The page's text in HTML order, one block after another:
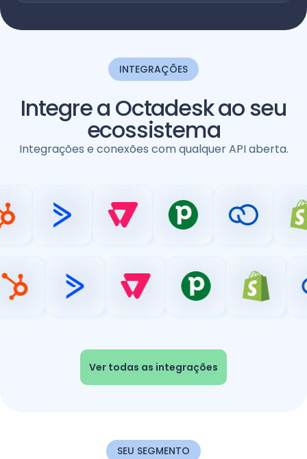
INTEGRAÇÕES
Integre a Octadesk ao seu
ecossistema
Integrações e conexões com qualquer API aberta.
Ver todas as integrações
SEU SEGMENTO